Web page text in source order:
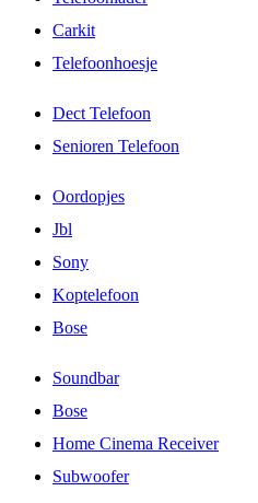
Carkit
Telefoonhoesje
Dect Telefoon
Senioren Telefoon
Oordopjes
Jbl
Sony
Koptelefoon
Bose
Soundbar
Bose
Home Cinema Receiver
Subwoofer